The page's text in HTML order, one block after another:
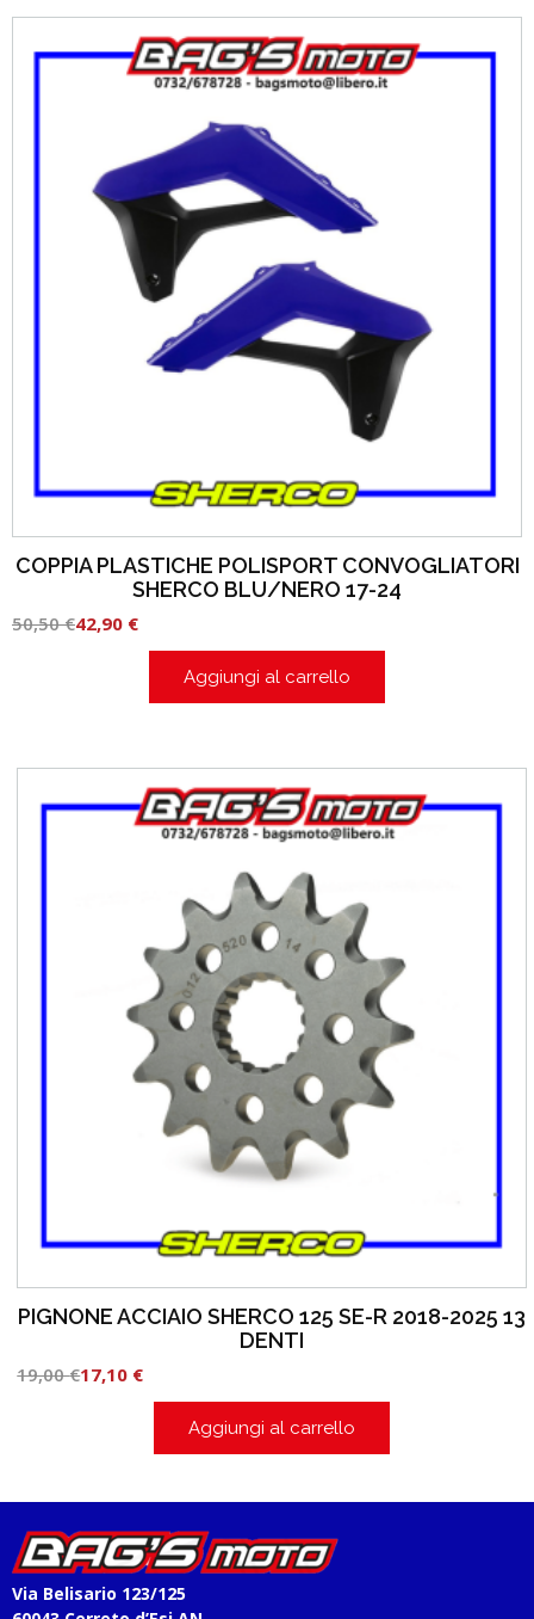
COPPIA PLASTICHE POLISPORT CONVOGLIATORI
SHERCO BLU/NERO 17-24
50,50€42,90 €
Aggiungi al carrello
PIGNONE ACCIAIO SHERCO 125 SE-R 2018-2025 13
DENTI
19,00€17,10 €
Aggiungi al carrello
Via Belisario 123/125